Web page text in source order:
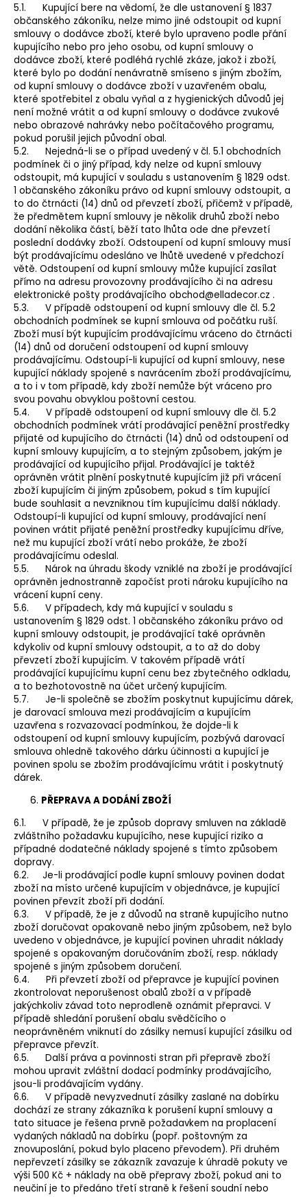
5.1. Kupující bere na vědomí, že dle ustanovení § 1837
občanského zákoníku, nelze mimo jiné odstoupit od kupní
smlouvy o dodávce zboží, které bylo upraveno podle přání
kupujícího nebo pro jeho osobu, od kupní smlouvy o
dodávce zboží, které podléhá rychlé zkáze, jakož i zboží,
které bylo po dodání nenávratně smíseno s jiným zbožím,
od kupní smlouvy o dodávce zboží v uzavřeném obalu,
které spotřebitel z obalu vyňal a z hygienických důvodů jej
není možné vrátit a od kupní smlouvy o dodávce zvukové
nebo obrazové nahrávky nebo počítačového programu,
pokud porušil jejich původní obal.
5.2. Nejedná-li se o případ uvedený v čl. 5.1 obchodních
podmínek či o jiný případ, kdy nelze od kupní smlouvy
odstoupit, má kupující v souladu s ustanovením § 1829 odst.
1 občanského zákoníku právo od kupní smlouvy odstoupit, a
to do čtrnácti (14) dnů od převzetí zboží, přičemž v případě,
že předmětem kupní smlouvy je několik druhů zboží nebo
dodání několika částí, běží tato lhůta ode dne převzetí
poslední dodávky zboží. Odstoupení od kupní smlouvy musí
být prodávajícímu odesláno ve lhůtě uvedené v předchozí
větě. Odstoupení od kupní smlouvy může kupující zasílat
přímo na adresu provozovny prodávajícího či na adresu
elektronické pošty prodávajícího obchod@elladecor.cz .
5.3. V případě odstoupení od kupní smlouvy dle čl. 5.2
obchodních podmínek se kupní smlouva od počátku ruší.
Zboží musí být kupujícím prodávajícímu vráceno do čtrnácti
(14) dnů od doručení odstoupení od kupní smlouvy
prodávajícímu. Odstoupí-li kupující od kupní smlouvy, nese
kupující náklady spojené s navrácením zboží prodávajícímu,
a to i v tom případě, kdy zboží nemůže být vráceno pro
svou povahu obvyklou poštovní cestou.
5.4. V případě odstoupení od kupní smlouvy dle čl. 5.2
obchodních podmínek vrátí prodávající peněžní prostředky
přijaté od kupujícího do čtrnácti (14) dnů od odstoupení od
kupní smlouvy kupujícím, a to stejným způsobem, jakým je
prodávající od kupujícího přijal. Prodávající je taktéž
oprávněn vrátit plnění poskytnuté kupujícím již při vrácení
zboží kupujícím či jiným způsobem, pokud s tím kupující
bude souhlasit a nevzniknou tím kupujícímu další náklady.
Odstoupí-li kupující od kupní smlouvy, prodávající není
povinen vrátit přijaté peněžní prostředky kupujícímu dříve,
než mu kupující zboží vrátí nebo prokáže, že zboží
prodávajícímu odeslal.
5.5. Nárok na úhradu škody vzniklé na zboží je prodávající
oprávněn jednostranně započíst proti nároku kupujícího na
vrácení kupní ceny.
5.6. V případech, kdy má kupující v souladu s
ustanovením § 1829 odst. 1 občanského zákoníku právo od
kupní smlouvy odstoupit, je prodávající také oprávněn
kdykoliv od kupní smlouvy odstoupit, a to až do doby
převzetí zboží kupujícím. V takovém případě vrátí
prodávající kupujícímu kupní cenu bez zbytečného odkladu,
a to bezhotovostně na účet určený kupujícím.
5.7. Je-li společně se zbožím poskytnut kupujícímu dárek,
je darovací smlouva mezi prodávajícím a kupujícím
uzavřena s rozvazovací podmínkou, že dojde-li k
odstoupení od kupní smlouvy kupujícím, pozbývá darovací
smlouva ohledně takového dárku účinnosti a kupující je
povinen spolu se zbožím prodávajícímu vrátit i poskytnutý
dárek.
PŘEPRAVA A DODÁNÍ ZBOŽÍ
6.1. V případě, že je způsob dopravy smluven na základě
zvláštního požadavku kupujícího, nese kupující riziko a
případné dodatečné náklady spojené s tímto způsobem
dopravy.
6.2. Je-li prodávající podle kupní smlouvy povinen dodat
zboží na místo určené kupujícím v objednávce, je kupující
povinen převzít zboží při dodání.
6.3. V případě, že je z důvodů na straně kupujícího nutno
zboží doručovat opakovaně nebo jiným způsobem, než bylo
uvedeno v objednávce, je kupující povinen uhradit náklady
spojené s opakovaným doručováním zboží, resp. náklady
spojené s jiným způsobem doručení.
6.4. Při převzetí zboží od přepravce je kupující povinen
zkontrolovat neporušenost obalů zboží a v případě
jakýchkoliv závad toto neprodleně oznámit přepravci. V
případě shledání porušení obalu svědčícího o
neoprávněném vniknutí do zásilky nemusí kupující zásilku od
přepravce převzít.
6.5. Další práva a povinnosti stran při přepravě zboží
mohou upravit zvláštní dodací podmínky prodávajícího,
jsou-li prodávajícím vydány.
6.6. V případě nevyzvednutí zásilky zaslané na dobírku
dochází ze strany zákazníka k porušení kupní smlouvy a
tato situace je řešena prvně požadavkem na proplacení
vydaných nákladů na dobírku (popř. poštovným za
znovuposlání, pokud bylo placeno převodem). Při druhém
nepřevzetí zásilky se zákazník zavazuje k úhradě pokuty ve
výši 500 Kč + náklady na obě přepravy zboží, pokud ani to
neučiní je to předáno třetí straně k řešení soudní nebo